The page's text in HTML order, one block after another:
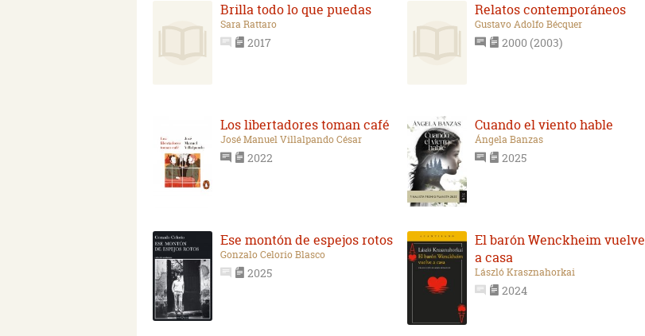
Brilla todo lo que puedas
Sara Rattaro
2017
Relatos contemporáneos
Gustavo Adolfo Bécquer
2000 (2003)
Los libertadores toman café
José Manuel Villalpando César
2022
Cuando el viento hable
Ángela Banzas
2025
Ese montón de espejos rotos
Gonzalo Celorio Blasco
2025
El barón Wenckheim vuelve
a casa
László Krasznahorkai
2024